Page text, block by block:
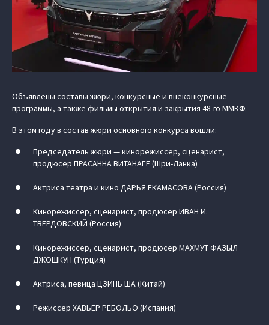
Объявлены составы жюри, конкурсные и внеконкурсные
программы, а также фильмы открытия и закрытия 48-го ММКФ.
В этом году в состав жюри основного конкурса вошли:
Председатель жюри — кинорежиссер, сценарист,
продюсер ПРАСАННА ВИТАНАГЕ (Шри-Ланка)
Актриса театра и кино ДАРЬЯ ЕКАМАСОВА (Россия)
Кинорежиссер, сценарист, продюсер ИВАН И.
ТВЕРДОВСКИЙ (Россия)
Кинорежиссер, сценарист, продюсер МАХМУТ ФАЗЫЛ
ДЖОШКУН (Турция)
Актриса, певица ЦЗИНЬ ША (Китай)
Режиссер ХАВЬЕР РЕБОЛЬО (Испания)